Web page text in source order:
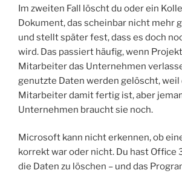
Im zweiten Fall löscht du oder ein
Dokument, das scheinbar nicht mehr
und stellt später fest, dass es doch
wird. Das passiert häufig, wenn
Mitarbeiter das Unternehmen
genutzte Daten werden gelöscht,
Mitarbeiter damit fertig ist, aber
Unternehmen braucht sie noch.
Microsoft kann nicht erkennen, ob
korrekt war oder nicht. Du hast Office
die Daten zu löschen – und das